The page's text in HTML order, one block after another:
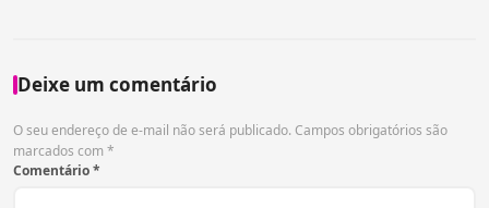
Deixe um comentário
O seu endereço de e-mail não será publicado. Campos obrigatórios são
marcados com*
Comentário*